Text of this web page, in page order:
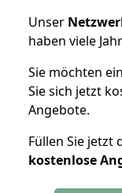
Unser
haben viele
Sie möchten
Sie sich jetzt
Angebote.
Füllen Sie jetzt
kostenlose